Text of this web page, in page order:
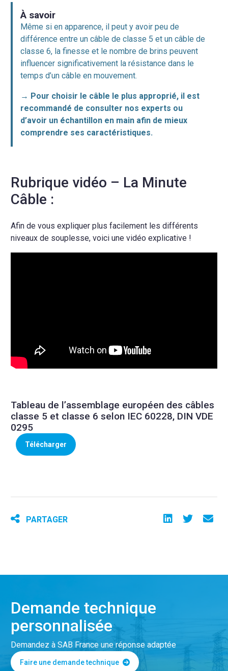
À savoir
Même si en apparence, il peut y avoir peu de
différence entre un câble de classe 5 et un câble de
classe 6, la finesse et le nombre de brins peuvent
influencer significativement la résistance dans le
temps d’un câble en mouvement.
→ Pour choisir le câble le plus approprié, il est
recommandé de consulter nos experts ou
d’avoir un échantillon en main afin de mieux
comprendre ses caractéristiques.
Rubrique vidéo – La Minute
Câble :
Afin de vous expliquer plus facilement les différents
niveaux de souplesse, voici une vidéo explicative !
Tableau de l’assemblage européen des câbles
classe 5 et classe 6 selon IEC 60228, DIN VDE
0295
Télécharger
PARTAGER
Demande technique
personnalisée
Demandez à SAB France une réponse adaptée
Faire une demande technique